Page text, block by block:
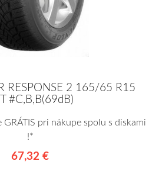
RESPONSE 2 165/65 R15
#C,B,B(69dB)
GRÁTIS pri nákupe spolu s diskami
!*
67,32 €